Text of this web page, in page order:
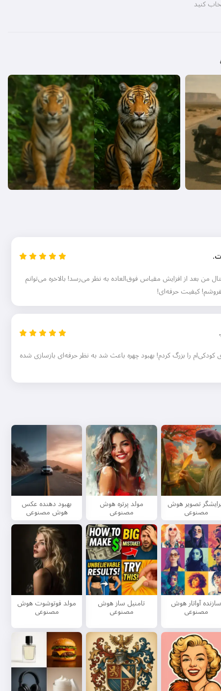
کنید
ت.
من بعد از افزایش مقیاس فوق‌العاده به نظر می‌رسد! بالاخره می‌توانم
کیفیت حرفه‌ای!
را بزرگ کردم! بهبود چهره باعث شد به نظر حرفه‌ای بازسازی شده
تصویر هوش
مصنوعی
مولد پرتره هوش
مصنوعی
بهبود دهنده عکس
هوش مصنوعی
سازنده آواتار هوش
مصنوعی
تامنیل ساز هوش
مصنوعی
مولد فوتوشوت هوش
مصنوعی